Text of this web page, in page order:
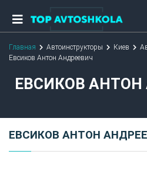
Главная Автоинструкторы Киев
Евсиков Антон Андреевич
ЕВСИКОВ
ЕВСИКОВ АНТОН